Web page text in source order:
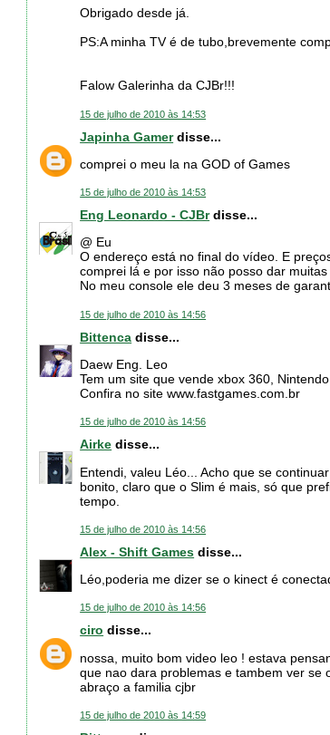
Obrigado desde já.
PS:A minha TV é de tubo,brevemente
Falow Galerinha da CJBr!!!
15 de julho de 2010 às 14:53
Japinha Gamerdisse...
comprei o meu la na GOD of Games
15 de julho de 2010 às 14:53
Eng Leonardo - CJBrdisse...
@ Eu
O endereço está no final do vídeo. E
comprei lá e por isso não posso dar
No meu console ele deu 3 meses de
15 de julho de 2010 às 14:56
Bittenca disse...
Daew Eng. Leo
Tem um site que vende xbox 360,
Confira no site www.fastgames.com.br
15 de julho de 2010 às 14:56
Airke disse...
Entendi, valeu Léo... Acho que se
bonito, claro que o Slim é mais, só que
tempo.
15 de julho de 2010 às 14:56
Alex - Shift Games disse...
Léo,poderia me dizer se o kinect é
15 de julho de 2010 às 14:56
ciro disse...
nossa, muito bom video leo ! estava
que nao dara problemas e tambem ver se
abraço a familia cjbr
15 de julho de 2010 às 14:59